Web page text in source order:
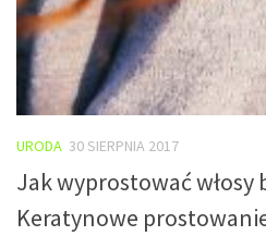
URODA 30 SIERPNIA 2017
Jak wyprostować włosy
Keratynowe